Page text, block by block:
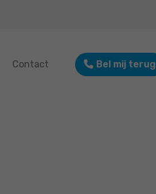
Contact Bel mij terug